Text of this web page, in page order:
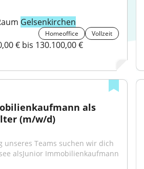
Gelsenkirchen
Homeoffice Vollzeit
€ bis 130.100,00 €
als
(m/w/d)
unseres Teams suchen wir dich
alsJunior Immobilienkaufmann